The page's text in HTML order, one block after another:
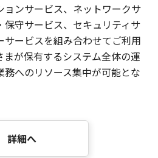
ョンサービス、ネットワークサ
守サービス、セキュリティサ
ービスを組み合わせてご利用
まが保有するシステム全体の運
へのリソース集中が可能とな
詳細へ